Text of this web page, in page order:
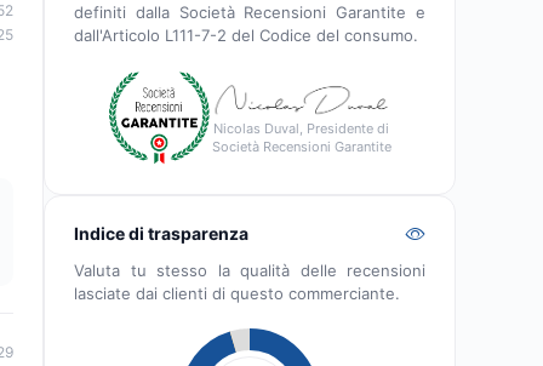
definiti dalla Società Recensioni Garantite e
dall'Articolo L111-7-2 del Codice del consumo.
Nicolas Duval, Presidente di
Società Recensioni Garantite
Indice di trasparenza
Valuta tu stesso la qualità delle recensioni
lasciate dai clienti di questo commerciante.